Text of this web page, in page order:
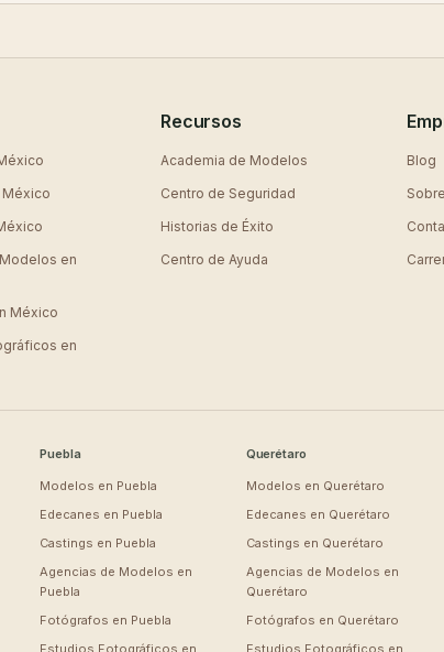
México
en
México
en
Recursos
Academia de Modelos
Centro de Seguridad
Historias de Éxito
Centro de Ayuda
Blog
Puebla
Modelos en Puebla
Edecanes en Puebla
Castings en Puebla
Agencias de Modelos en
Puebla
Fotógrafos en Puebla
Estudios Fotográficos en
Querétaro
Modelos en Querétaro
Edecanes en Querétaro
Castings en Querétaro
Agencias de Modelos en
Querétaro
Fotógrafos en Querétaro
Estudios Fotográficos en